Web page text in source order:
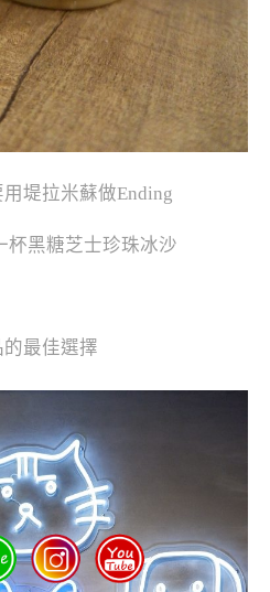
堤拉米蘇做Ending
杯黑糖芝士珍珠冰沙
最佳選擇